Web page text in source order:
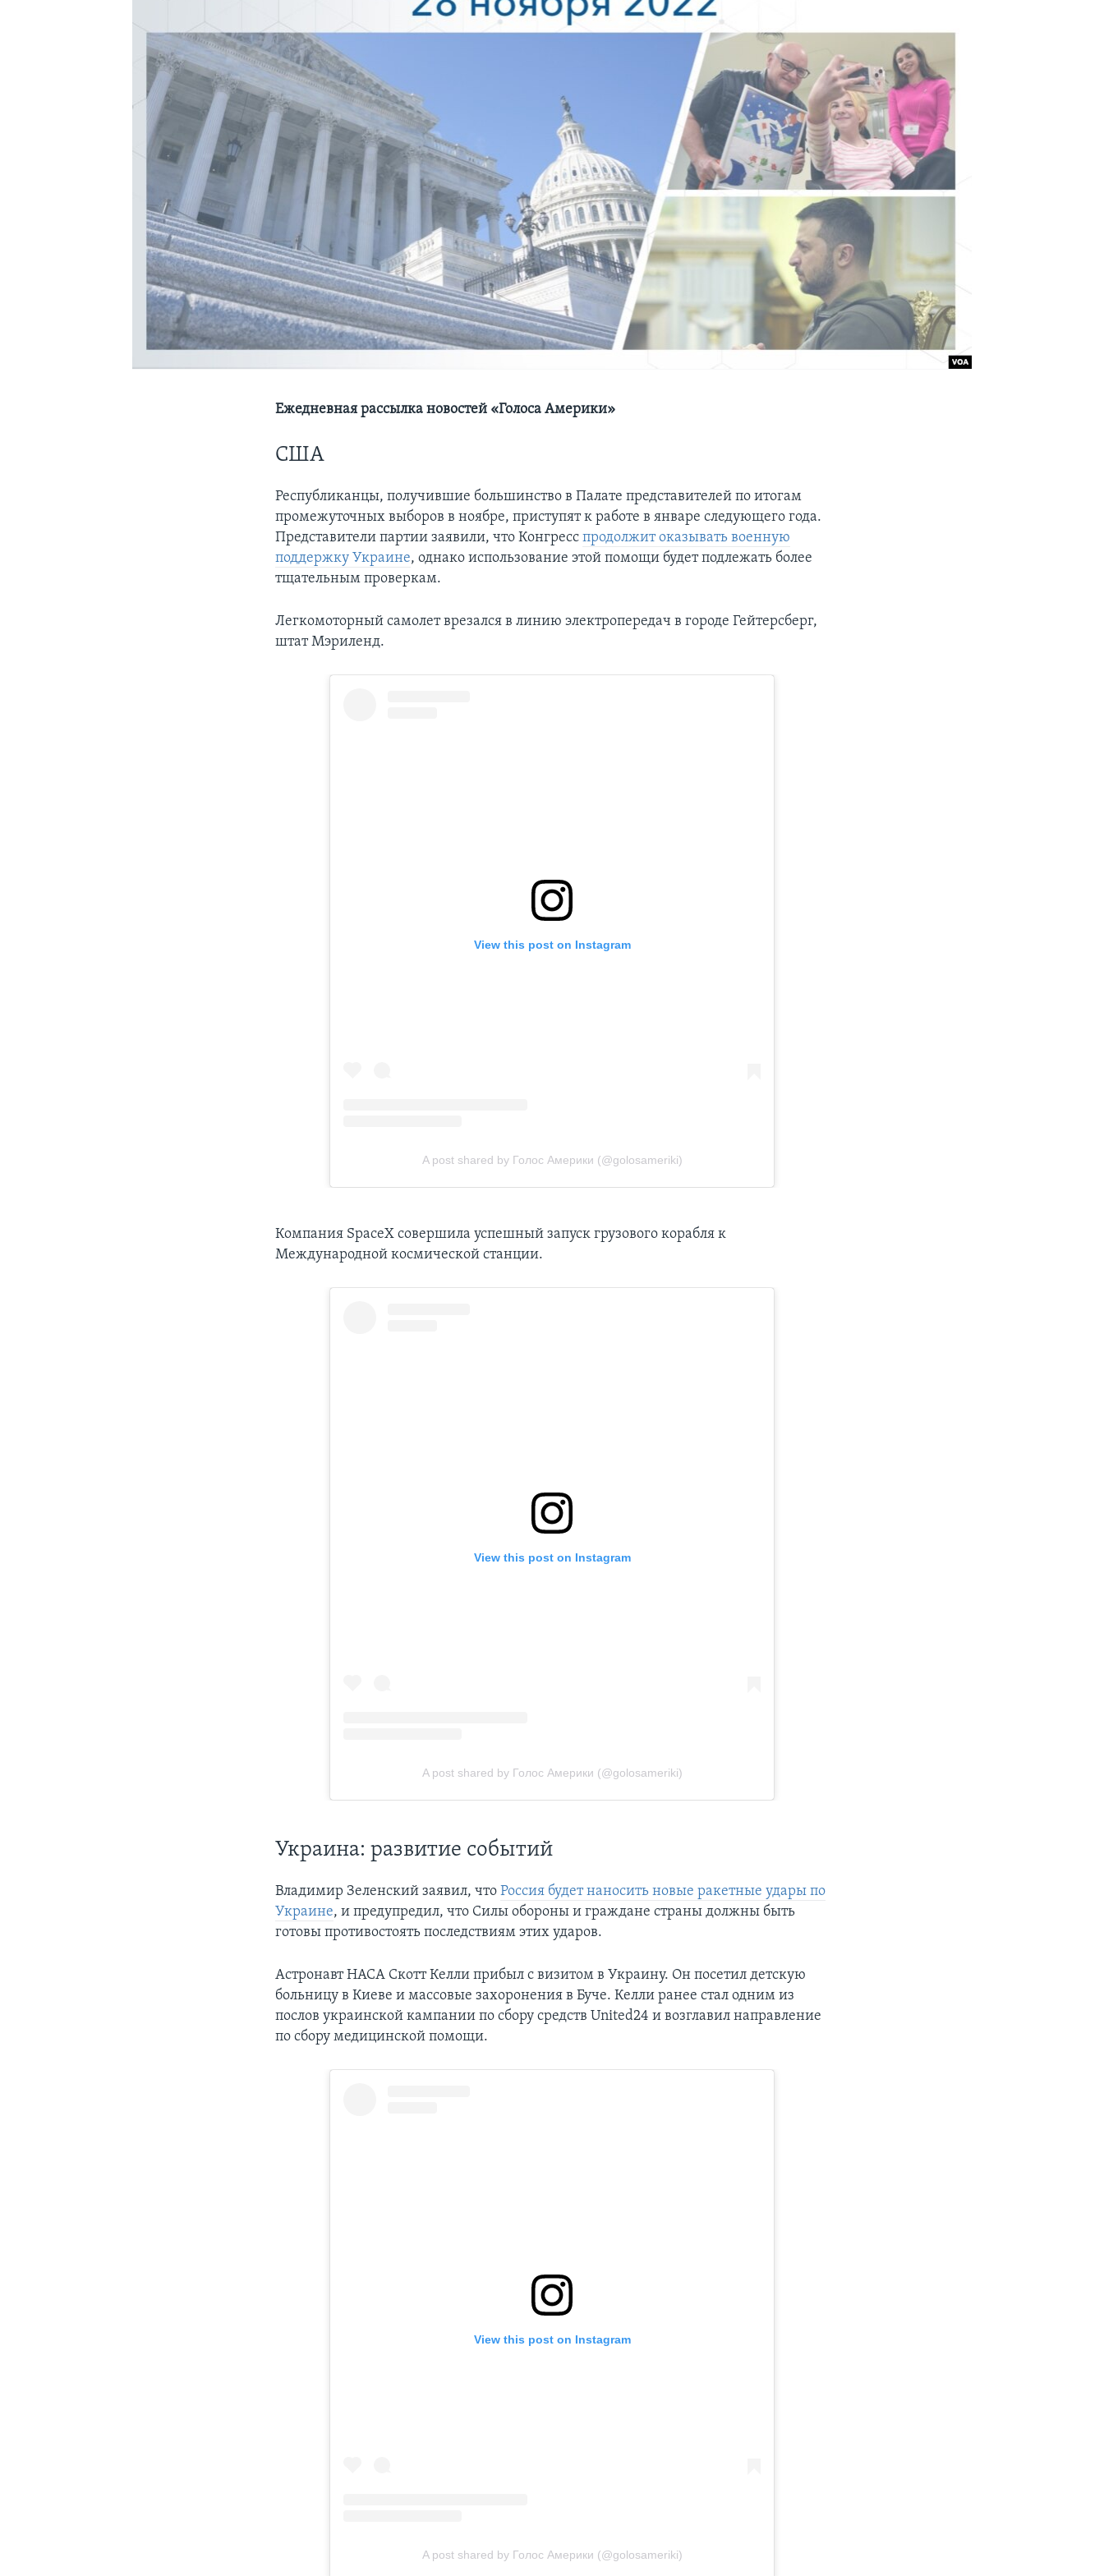
Ежедневная рассылка новостей «Голоса Америки»
США
Республиканцы, получившие большинство в Палате представителей по итогам
промежуточных выборов в ноябре, приступят к работе в январе следующего года.
Представители партии заявили, что Конгресспродолжит оказывать военную
поддержку Украине, однако использование этой помощи будет подлежать более
тщательным проверкам.
Легкомоторный самолет врезался в линию электропередач в городе Гейтерсберг,
штат Мэриленд.
Компания SpaceX совершила успешный запуск грузового корабля к
Международной космической станции.
Украина: развитие событий
Владимир Зеленский заявил, чтоРоссия будет наносить новые ракетные удары по
Украине, и предупредил, что Силы обороны и граждане страны должны быть
готовы противостоять последствиям этих ударов.
Астронавт НАСА Скотт Келли прибыл с визитом в Украину. Он посетил детскую
больницу в Киеве и массовые захоронения в Буче. Келли ранее стал одним из
послов украинской кампании по сбору средств United24 и возглавил направление
по сбору медицинской помощи.